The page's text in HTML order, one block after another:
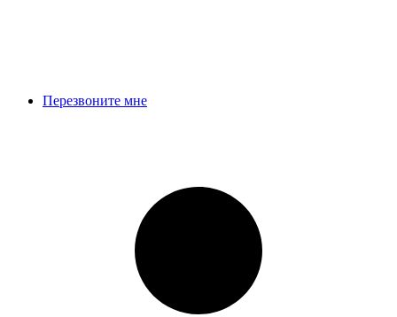
Перезвоните мне